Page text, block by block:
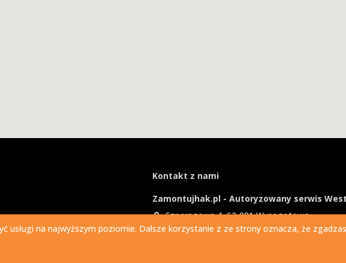
Kontakt z nami
Zamontujhak.pl - Autoryzowany serwis
Szparagowa 4, 62-081 Wysogotowo
730 037 037
na najwyższym poziomie. Dalsze korzystanie z ze strony oznacza, że